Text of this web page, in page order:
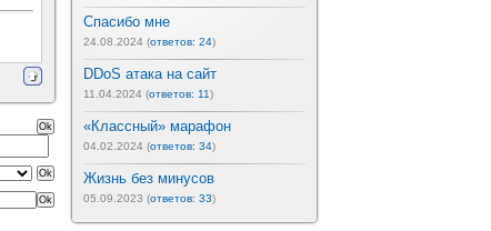
Спасибо мне
24.08.2024 (ответов: 24)
DDoS атака на сайт
11.04.2024 (ответов: 11)
«Классный» марафон
04.02.2024 (ответов: 34)
Жизнь без минусов
05.09.2023 (ответов: 33)